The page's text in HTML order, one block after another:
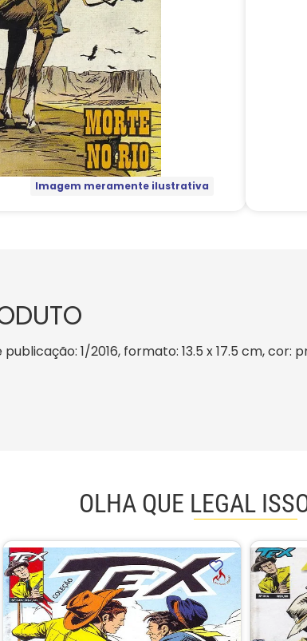
Imagem meramente ilustrativa
1/2016, formato: 13.5 x 17.5 cm,
OLHA QUE LEGAL